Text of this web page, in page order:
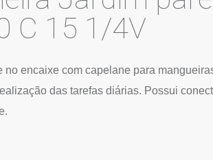
TRÍADE
Torneira
1130 C